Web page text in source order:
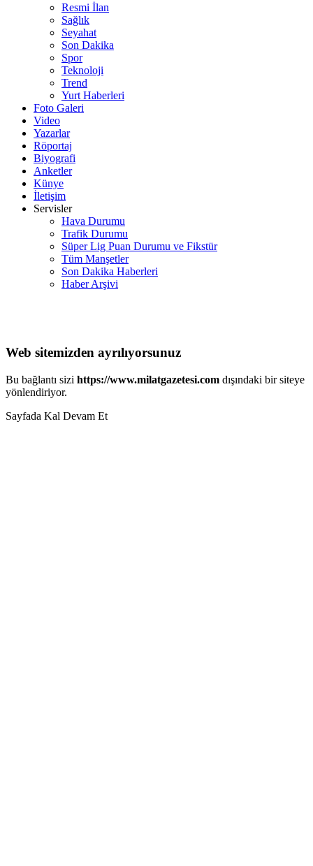
Resmi İlan
Sağlık
Seyahat
Son Dakika
Spor
Teknoloji
Trend
Yurt Haberleri
Foto Galeri
Video
Yazarlar
Röportaj
Biyografi
Anketler
Künye
İletişim
Servisler
Hava Durumu
Trafik Durumu
Süper Lig Puan Durumu ve Fikstür
Tüm Manşetler
Son Dakika Haberleri
Haber Arşivi
Web sitemizden ayrılıyorsunuz
Bu bağlantı sizi https://www.milatgazetesi.com dışındaki bir siteye
yönlendiriyor.
Sayfada Kal Devam Et